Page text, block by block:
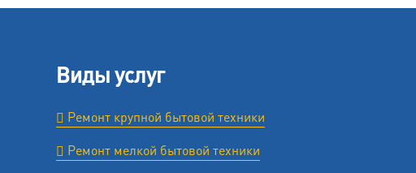
Виды услуг
Ремонт крупной бытовой техники
Ремонт мелкой бытовой техники